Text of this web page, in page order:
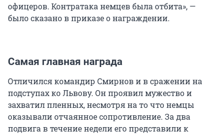
офицеров. Контратака немцев была отбита», —
было сказано в приказе о награждении.
Самая главная награда
Отличился командир Смирнов и в сражении на
подступах ко Львову. Он проявил мужество и
захватил пленных, несмотря на то что немцы
оказывали отчаянное сопротивление. За два
подвига в течение недели его представили к